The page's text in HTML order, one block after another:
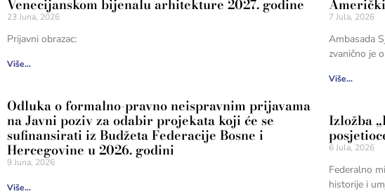
Venecijanskom bijenalu arhitekture 2027. godine
23 Juna, 2026
Prijavni obrazac:
Više...
Odluka o formalno-pravno neispravnim prijavama
na Javni poziv za odabir projekata koji će se
sufinansirati iz Budžeta Federacije Bosne i
Hercegovine u 2026. godini
9 Juna, 2026
Više...
7 Jula, 2026
Ambasada
zvanično je
Više...
Izložba
6 Jula, 2026
Federalno
historije i